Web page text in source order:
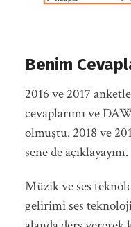
Benim
2016 ve 2017
cevaplarımı ve
olmuştu. 2018 ve
sene de açıklayayım.
Müzik ve ses
gelirimi ses